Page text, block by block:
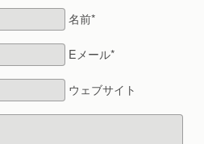
名前*
Eメール*
ウェブサイト